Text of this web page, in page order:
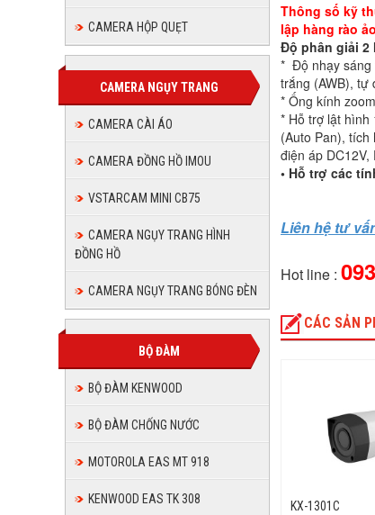
CAMERA HỘP QUẸT
CAMERA NGỤY TRANG
CAMERA CÀI ÁO
CAMERA ĐỒNG HỒ IMOU
VSTARCAM MINI CB75
CAMERA NGỤY TRANG HÌNH
ĐỒNG HỒ
CAMERA NGỤY TRANG BÓNG ĐÈN
BỘ ĐÀM
BỘ ĐÀM KENWOOD
BỘ ĐÀM CHỐNG NƯỚC
MOTOROLA EAS MT 918
KENWOOD EAS TK 308
Thông số kỹ
lập hàng rào
Độ phân giải 2
* Độ nhạy sáng
trắng (AWB), tự
* Ống kính
* Hỗ trợ lật
(Auto Pan),
điện áp
• Hỗ trợ các
Liên hệ tư
Hot line :
CÁC SẢN
KX-1301C